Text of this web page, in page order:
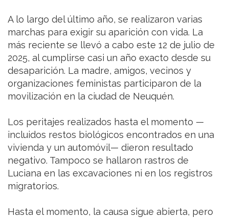
A lo largo del último año, se realizaron varias
marchas para exigir su aparición con vida. La
más reciente se llevó a cabo este 12 de julio de
2025, al cumplirse casi un año exacto desde su
desaparición. La madre, amigos, vecinos y
organizaciones feministas participaron de la
movilización en la ciudad de Neuquén.
Los peritajes realizados hasta el momento —
incluidos restos biológicos encontrados en una
vivienda y un automóvil— dieron resultado
negativo. Tampoco se hallaron rastros de
Luciana en las excavaciones ni en los registros
migratorios.
Hasta el momento, la causa sigue abierta, pero